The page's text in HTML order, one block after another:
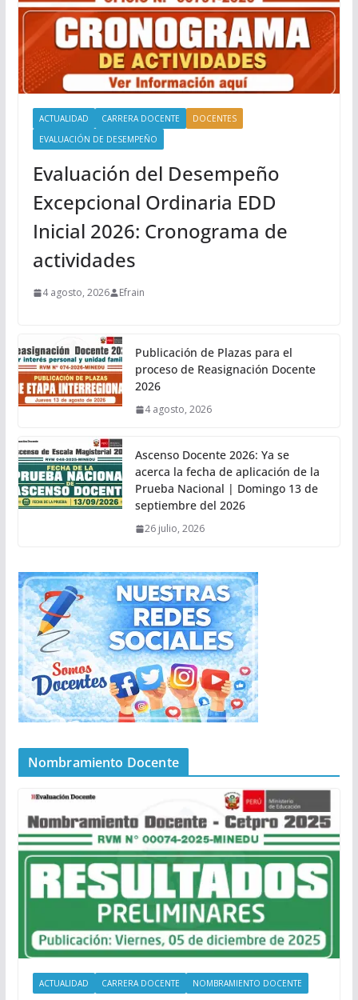
ACTUALIDAD CARRERA DOCENTE
DOCENTES
EVALUACIÓN DE DESEMPEÑO
Evaluación del Desempeño
Excepcional Ordinaria EDD
Inicial 2026: Cronograma de
actividades
4 agosto, 2026 Efrain
Publicación de Plazas para el
proceso de Reasignación Docente
2026
4 agosto, 2026
Ascenso Docente 2026: Ya se
acerca la fecha de aplicación de la
Prueba Nacional | Domingo 13 de
septiembre del 2026
26 julio, 2026
Nombramiento Docente
ACTUALIDAD CARRERA DOCENTE NOMBRAMIENTO DOCENTE